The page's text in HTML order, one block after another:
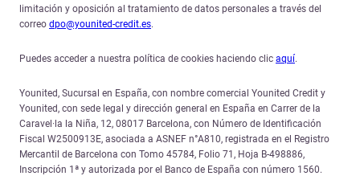
limitación y oposición al tratamiento de datos personales a través del
correo dpo@younited-credit.es.
Puedes acceder a nuestra política de cookies haciendo clic aquí.
Younited, Sucursal en España, con nombre comercial Younited Credit y
Younited, con sede legal y dirección general en España en Carrer de la
Caravel·la la Niña, 12, 08017 Barcelona, con Número de Identificación
Fiscal W2500913E, asociada a ASNEF n°A810, registrada en el Registro
Mercantil de Barcelona con Tomo 45784, Folio 71, Hoja B-498886,
Inscripción 1ª y autorizada por el Banco de España con número 1560.